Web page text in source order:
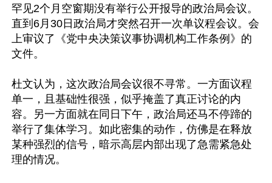
罕见2个月空窗期没有举行公开报导的政治局会议。
直到6月30日政治局才突然召开一次单议程会议。会
上审议了《党中央决策议事协调机构工作条例》的
文件。
杜文认为，这次政治局会议很不寻常。一方面议程
单一，且基础性很强，似乎掩盖了真正讨论的内
容。另一方面就在同日下午，政治局还马不停蹄的
举行了集体学习。如此密集的动作，仿佛是在释放
某种强烈的信号，暗示高层内部出现了急需紧急处
理的情况。